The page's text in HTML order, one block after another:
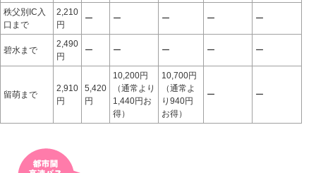
秩父別IC入
口まで
2,210
円
ー ー ー ー ー
碧水まで
2,490
円
ー ー ー ー ー
留萌まで
2,910
円
5,420
円
10,200円
（通常より
1,440円お
得）
10,700円
（通常よ
り940円
お得）
ー ー